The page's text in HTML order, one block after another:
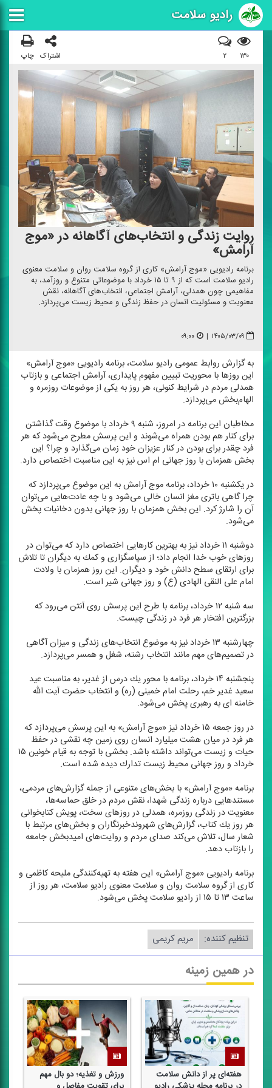
رادیو سلامت
۱۳۰ ۲ اشتراک چاپ
روایت زندگی و انتخاب‌های آگاهانه در «موج
آرامش»
برنامه رادیویی «موج آرامش» كاری از گروه سلامت روان و سلامت معنوی
رادیو سلامت است كه از ۹ تا ۱۵ خرداد با موضوعاتی متنوع و روزآمد، به
مفاهیمی چون همدلی، آرامش اجتماعی، انتخاب‌های آگاهانه، نقش
معنویت و مسئولیت انسان در حفظ زندگی و محیط زیست می‌پردازد.
۱۴۰۵/۰۳/۰۹ | ۰۹:۰۰
به گزارش روابط عمومی رادیو سلامت، برنامه رادیویی «موج آرامش»
این روزها با محوریت تبیین مفهوم پایداری، آرامش اجتماعی و بازتاب
همدلی مردم در شرایط كنونی، هر روز به یكی از موضوعات روزمره و
الهام‌بخش می‌پردازد.
مخاطبان این برنامه در امروز، شنبه ۹ خرداد با موضوع وقت گذاشتن
برای كنار هم بودن همراه می‌شوند و این پرسش مطرح می‌شود كه هر
فرد چقدر برای بودن در كنار عزیزان خود زمان می‌گذارد و چرا؟ این
بخش همزمان با روز جهانی ام اس نیز به این مناسبت اختصاص دارد.
در یكشنبه ۱۰ خرداد، برنامه موج آرامش به این موضوع می‌پردازد كه
چرا گاهی باتری مغز انسان خالی می‌شود و با چه عادت‌هایی می‌توان
آن را شارژ كرد. این بخش همزمان با روز جهانی بدون دخانیات پخش
می‌شود.
دوشنبه ۱۱ خرداد نیز به بهترین كارهایی اختصاص دارد كه می‌توان در
روزهای خوب خدا انجام داد؛ از سپاسگزاری و كمك به دیگران تا تلاش
برای ارتقای سطح دانش خود و دیگران. این روز همزمان با ولادت
امام علی النقی الهادی (ع) و روز جهانی شیر است.
سه شنبه ۱۲ خرداد، برنامه با طرح این پرسش روی آنتن می‌رود كه
بزرگترین افتخار هر فرد در زندگی چیست.
چهارشنبه ۱۳ خرداد نیز به موضوع انتخاب‌های زندگی و میزان آگاهی
در تصمیم‌های مهم مانند انتخاب رشته، شغل و همسر می‌پردازد.
پنجشنبه ۱۴ خرداد، برنامه با محور یك درس از غدیر، به مناسبت عید
سعید غدیر خم، رحلت امام خمینی (ره) و انتخاب حضرت آیت الله
خامنه ای به رهبری پخش می‌شود.
در روز جمعه ۱۵ خرداد نیز «موج آرامش» به این پرسش می‌پردازد كه
هر فرد در میان هشت میلیارد انسان روی زمین چه نقشی در حفظ
حیات و زیست می‌تواند داشته باشد. بخشی با توجه به قیام خونین ۱۵
خرداد و روز جهانی محیط زیست تدارك دیده شده است.
برنامه «موج آرامش» با بخش‌های متنوعی از جمله گزارش‌های مردمی،
مستندهایی درباره زندگی شهدا، نقش مردم در خلق حماسه‌ها،
معنویت در زندگی روزمره، همدلی در روزهای سخت، پویش كتابخوانی
هر روز یك كتاب، گزارش‌های شهروندخبرنگاران و بخش‌های مرتبط با
شعار سال، تلاش می‌كند صدای مردم و روایت‌های امیدبخش جامعه
را بازتاب دهد.
برنامه رادیویی «موج آرامش» این هفته به تهیه‌كنندگی ملیحه كاظمی و
كاری از گروه سلامت روان و سلامت معنوی رادیو سلامت، هر روز از
ساعت ۱۳ تا ۱۵ از رادیو سلامت پخش می‌شود.
تنظیم كننده: مریم كریمی
در همین زمینه
هفته‌ای پر از دانش سلامت
ورزش و تغذیه؛ دو بال مهم